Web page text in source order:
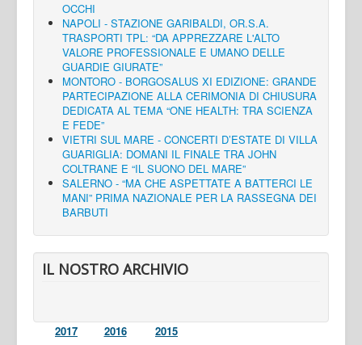
OCCHI
NAPOLI - STAZIONE GARIBALDI, OR.S.A.
TRASPORTI TPL: “DA APPREZZARE L'ALTO
VALORE PROFESSIONALE E UMANO DELLE
GUARDIE GIURATE”
MONTORO - BORGOSALUS XI EDIZIONE: GRANDE
PARTECIPAZIONE ALLA CERIMONIA DI CHIUSURA
DEDICATA AL TEMA “ONE HEALTH: TRA SCIENZA
E FEDE”
VIETRI SUL MARE - CONCERTI D’ESTATE DI VILLA
GUARIGLIA: DOMANI IL FINALE TRA JOHN
COLTRANE E “IL SUONO DEL MARE”
SALERNO - “MA CHE ASPETTATE A BATTERCI LE
MANI” PRIMA NAZIONALE PER LA RASSEGNA DEI
BARBUTI
IL NOSTRO ARCHIVIO
2017 2016 2015